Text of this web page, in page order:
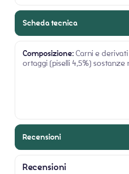
Scheda tecnica
Composizione:Carni e
ortaggi (piselli 4,5%) sostanze
Recensioni
Recensioni